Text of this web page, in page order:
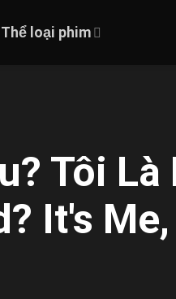
Thể loại phim
Tôi
It's